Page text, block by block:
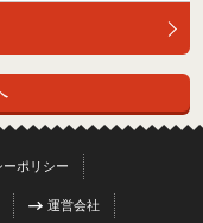
ーポリシー
運営会社